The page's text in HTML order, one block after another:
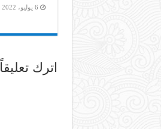
6 يوليو، 2022
اترك تعليقاً